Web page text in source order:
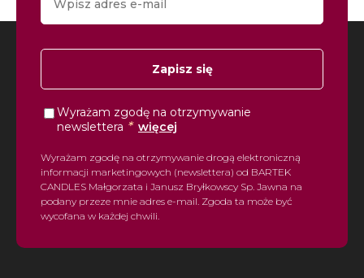
Zapisz się
Wyrażam zgodę na otrzymywanie
newslettera * więcej
Wyrażam zgodę na otrzymywanie drogą elektroniczną
informacji marketingowych (newslettera) od BARTEK
CANDLES Małgorzata i Janusz Bryłkowscy Sp. Jawna na
podany przeze mnie adres e-mail. Zgoda ta może być
wycofana w każdej chwili.